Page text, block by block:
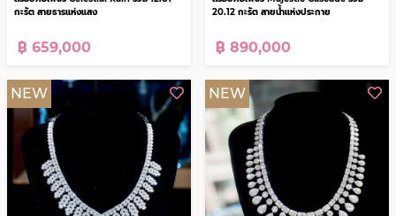
รหัสสินค้า : 30964
สร้อยคอเพชร Celestial Rain รวม 12.81
กะรัต สายธารแห่งแสง
฿ 659,000
รหัสสินค้า : 30963
สร้อยคอเพชร Majestic Cascade รวม
20.12 กะรัต สายน้ำแห่งประกาย
฿ 890,000